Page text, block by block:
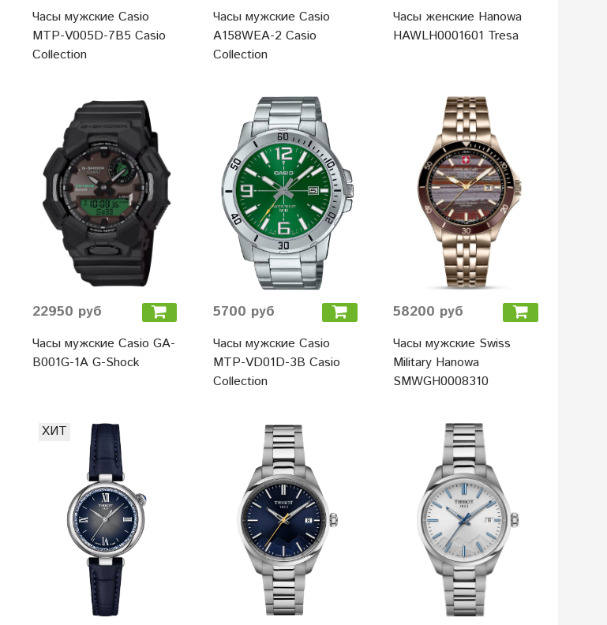
Часы мужские Casio
MTP-V005D-7B5 Casio
Collection
Часы мужские Casio
A158WEA-2 Casio
Collection
Часы женские Hanowa
HAWLH0001601 Tresa
22950 руб
Часы мужские Casio GA-
B001G-1A G-Shock
5700 руб
Часы мужские Casio
MTP-VD01D-3B Casio
Collection
58200 руб
Часы мужские Swiss
Military Hanowa
SMWGH0008310
ХИТ